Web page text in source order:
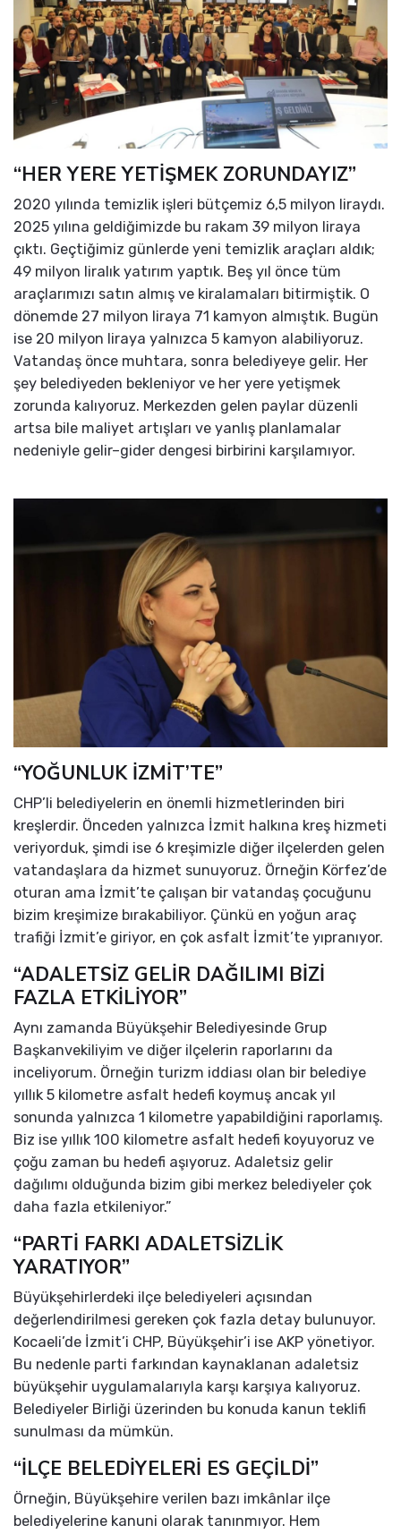
“HER YERE YETİŞMEK ZORUNDAYIZ”
2020 yılında temizlik işleri bütçemiz 6,5 milyon liraydı.
2025 yılına geldiğimizde bu rakam 39 milyon liraya
çıktı. Geçtiğimiz günlerde yeni temizlik araçları aldık;
49 milyon liralık yatırım yaptık. Beş yıl önce tüm
araçlarımızı satın almış ve kiralamaları bitirmiştik. O
dönemde 27 milyon liraya 71 kamyon almıştık. Bugün
ise 20 milyon liraya yalnızca 5 kamyon alabiliyoruz.
Vatandaş önce muhtara, sonra belediyeye gelir. Her
şey belediyeden bekleniyor ve her yere yetişmek
zorunda kalıyoruz. Merkezden gelen paylar düzenli
artsa bile maliyet artışları ve yanlış planlamalar
nedeniyle gelir–gider dengesi birbirini karşılamıyor.
“YOĞUNLUK İZMİT’TE”
CHP’li belediyelerin en önemli hizmetlerinden biri
kreşlerdir. Önceden yalnızca İzmit halkına kreş hizmeti
veriyorduk, şimdi ise 6 kreşimizle diğer ilçelerden gelen
vatandaşlara da hizmet sunuyoruz. Örneğin Körfez’de
oturan ama İzmit’te çalışan bir vatandaş çocuğunu
bizim kreşimize bırakabiliyor. Çünkü en yoğun araç
trafiği İzmit’e giriyor, en çok asfalt İzmit’te yıpranıyor.
“ADALETSİZ GELİR DAĞILIMI BİZİ
FAZLA ETKİLİYOR”
Aynı zamanda Büyükşehir Belediyesinde Grup
Başkanvekiliyim ve diğer ilçelerin raporlarını da
inceliyorum. Örneğin turizm iddiası olan bir belediye
yıllık 5 kilometre asfalt hedefi koymuş ancak yıl
sonunda yalnızca 1 kilometre yapabildiğini raporlamış.
Biz ise yıllık 100 kilometre asfalt hedefi koyuyoruz ve
çoğu zaman bu hedefi aşıyoruz. Adaletsiz gelir
dağılımı olduğunda bizim gibi merkez belediyeler çok
daha fazla etkileniyor.”
“PARTİ FARKI ADALETSİZLİK
YARATIYOR”
Büyükşehirlerdeki ilçe belediyeleri açısından
değerlendirilmesi gereken çok fazla detay bulunuyor.
Kocaeli’de İzmit’i CHP, Büyükşehir’i ise AKP yönetiyor.
Bu nedenle parti farkından kaynaklanan adaletsiz
büyükşehir uygulamalarıyla karşı karşıya kalıyoruz.
Belediyeler Birliği üzerinden bu konuda kanun teklifi
sunulması da mümkün.
“İLÇE BELEDİYELERİ ES GEÇİLDİ”
Örneğin, Büyükşehire verilen bazı imkânlar ilçe
belediyelerine kanuni olarak tanınmıyor. Hem